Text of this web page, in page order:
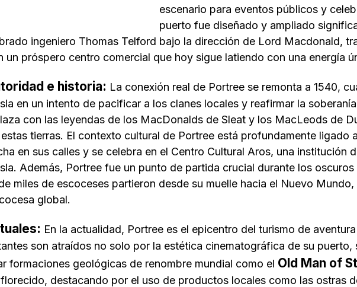
escenario para eventos públicos y
puerto fue diseñado y ampliado
ingeniero Thomas Telford bajo la dirección de Lord Macdonald,
un próspero centro comercial que hoy sigue latiendo con una energía
e historia: La conexión real de Portree se remonta a 1540,
en un intento de pacificar a los clanes locales y reafirmar la
con las leyendas de los MacDonalds de Sleat y los MacLeods de
tierras. El contexto cultural de Portree está profundamente ligado
en sus calles y se celebra en el Centro Cultural Aros, una institución
Además, Portree fue un punto de partida crucial durante los
miles de escoceses partieron desde su muelle hacia el Nuevo
global.
En la actualidad, Portree es el epicentro del turismo de
son atraídos no solo por la estética cinematográfica de su puerto,
formaciones geológicas de renombre mundial como el Old Man of
destacando por el uso de productos locales como las ostras